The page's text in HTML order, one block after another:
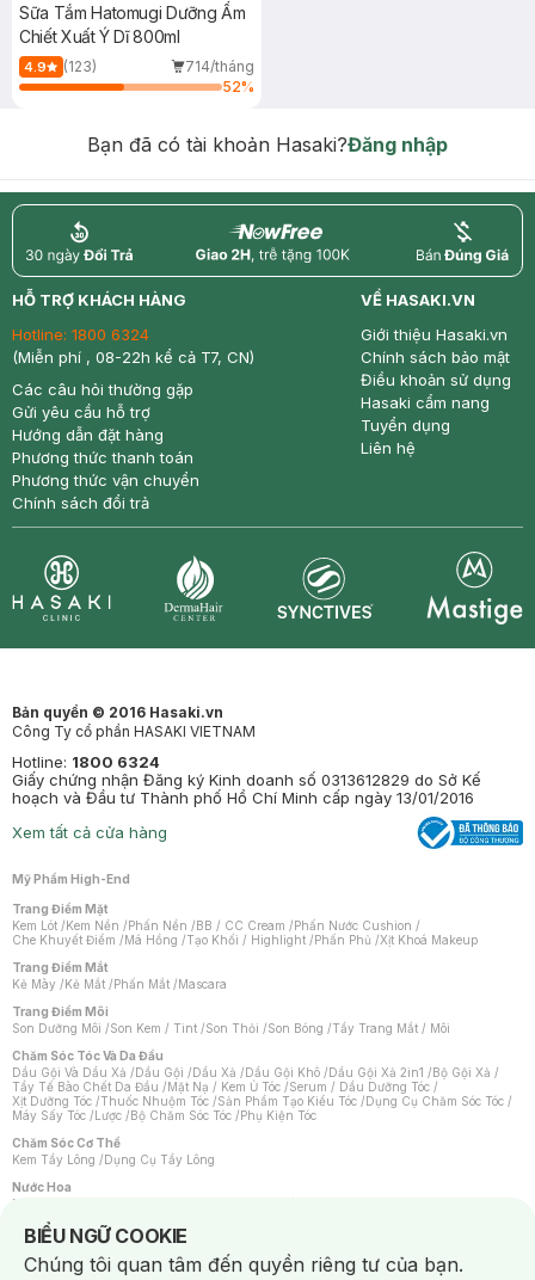
Sữa Tắm Hatomugi Dưỡng Ẩm
Chiết Xuất Ý Dĩ 800ml
4.9 (123)
714/tháng
52%
Bạn đã có tài khoản Hasaki?Đăng nhập
return nowfree price
HỖ TRỢ KHÁCH HÀNG
Hotline: 1800 6324
(Miễn phí , 08-22h kể cả T7, CN)
Các câu hỏi thường gặp
Gửi yêu cầu hỗ trợ
Hướng dẫn đặt hàng
Phương thức thanh toán
Phương thức vận chuyển
Chính sách đổi trả
VỀ HASAKI.VN
Giới thiệu Hasaki.vn
Chính sách bảo mật
Điều khoản sử dụng
Hasaki cẩm nang
Tuyển dụng
Liên hệ
Bản quyền © 2016 Hasaki.vn
Công Ty cổ phần HASAKI VIETNAM
Hotline: 1800 6324
Giấy chứng nhận Đăng ký Kinh doanh số 0313612829 do Sở Kế
hoạch và Đầu tư Thành phố Hồ Chí Minh cấp ngày 13/01/2016
Xem tất cả cửa hàng
Mỹ Phẩm High-End
Trang Điểm Mặt
Kem Lót /Kem Nền /Phấn Nền /BB / CC Cream /Phấn Nước Cushion /
Che Khuyết Điểm /Má Hồng /Tạo Khối / Highlight /Phấn Phủ /Xịt Khoá Makeup
Trang Điểm Mắt
Kẻ Mày /Kẻ Mắt /Phấn Mắt /Mascara
Trang Điểm Môi
Son Dưỡng Môi /Son Kem / Tint /Son Thỏi /Son Bóng /Tẩy Trang Mắt / Môi
Chăm Sóc Tóc Và Da Đầu
Dầu Gội Và Dầu Xả /Dầu Gội /Dầu Xả /Dầu Gội Khô /Dầu Gội Xả 2in1 /Bộ Gội Xả /
Tẩy Tế Bào Chết Da Đầu /Mặt Nạ / Kem Ủ Tóc /Serum / Dầu Dưỡng Tóc /
Xịt Dưỡng Tóc /Thuốc Nhuộm Tóc /Sản Phẩm Tạo Kiểu Tóc /Dụng Cụ Chăm Sóc Tóc /
Máy Sấy Tóc /Lược /Bộ Chăm Sóc Tóc /Phụ Kiện Tóc
Chăm Sóc Cơ Thể
Kem Tẩy Lông /Dụng Cụ Tẩy Lông
Nước Hoa
Nước Hoa Nữ
Chăm Sóc Cá Nhân
Chống Muỗi /Khẩu Trang /Máy Massage/Mặt Nạ Xông Hơi /Nước Rửa Tay/
Sản Phẩm Chăm Sóc Khác /Bàn Chải Đánh Răng /Bàn Chải Điện/
BIỂU NGỮ COOKIE
Notice about cookies usage
Chúng tôi quan tâm đến quyền riêng tư của bạn.